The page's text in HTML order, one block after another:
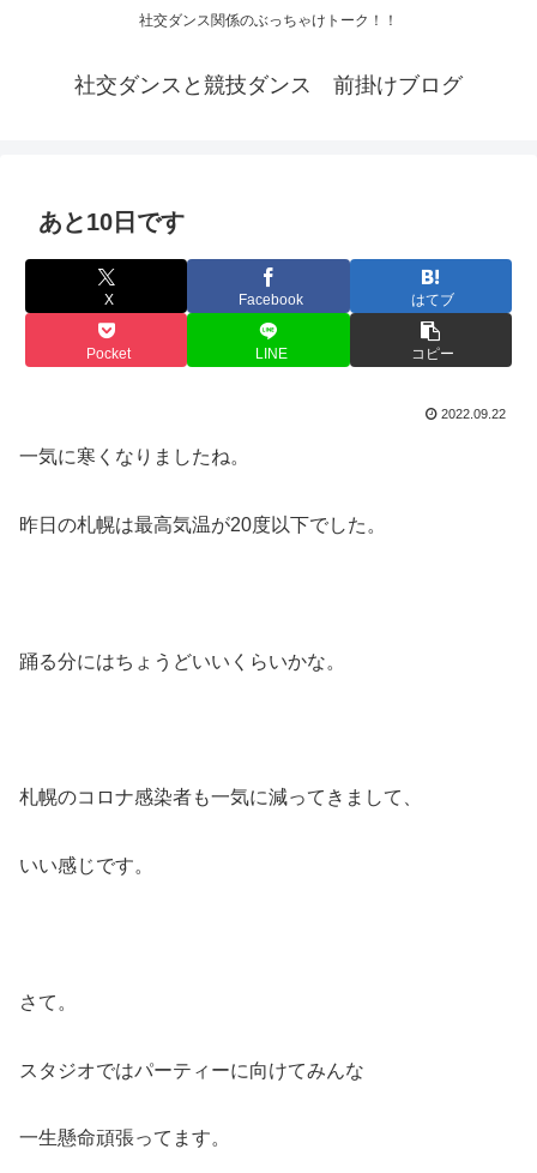
社交ダンス関係のぶっちゃけトーク！！
社交ダンスと競技ダンス 前掛けブログ
あと10日です
X Facebook はてブ
Pocket LINE コピー
2022.09.22
一気に寒くなりましたね。
昨日の札幌は最高気温が20度以下でした。
踊る分にはちょうどいいくらいかな。
札幌のコロナ感染者も一気に減ってきまして、
いい感じです。
さて。
スタジオではパーティーに向けてみんな
一生懸命頑張ってます。